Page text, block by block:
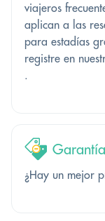
viajeros
aplican a las
para estadías
registre en
.
¿Hay un mejor